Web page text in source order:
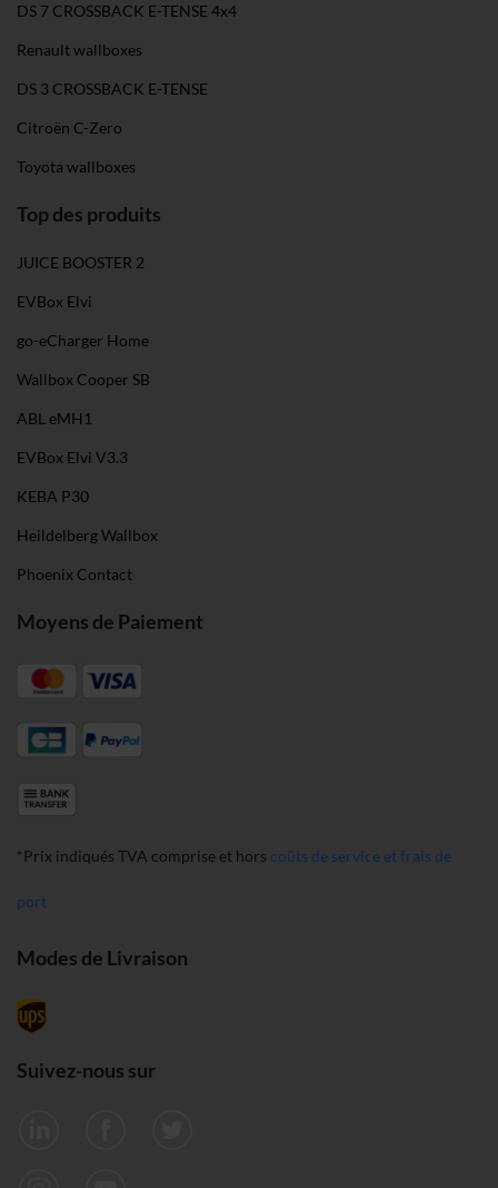
DS 7 CROSSBACK E-TENSE 4x4
Renault wallboxes
DS 3 CROSSBACK E-TENSE
Citroën C-Zero
Toyota wallboxes
Top des produits
JUICE BOOSTER 2
EVBox Elvi
go-eCharger Home
Wallbox Cooper SB
ABL eMH1
EVBox Elvi V3.3
KEBA P30
Heildelberg Wallbox
Phoenix Contact
Moyens de Paiement
*Prix indiqués TVA comprise et hors coûts de service et frais de
port
Modes de Livraison
Suivez-nous sur